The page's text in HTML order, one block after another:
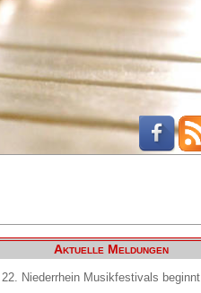
Aktuelle Meldungen
22. Niederrhein Musikfestivals beginnt